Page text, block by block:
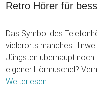
Retro Hörer für
Das Symbol des
vielerorts manches
Jüngsten überhaupt
eigener Hörmuschel?
Diskettensymbol am
Weiterlesen ...